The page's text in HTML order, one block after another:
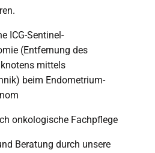
ICG-Sentinel-
(Entfernung des
mittels
beim Endometrium-
onkologische Fachpflege
Beratung durch unsere